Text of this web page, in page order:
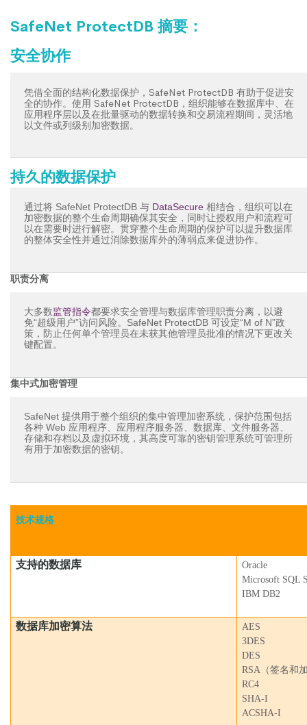
SafeNet ProtectDB 摘要：
安全协作
凭借全面的结构化数据保护，SafeNet ProtectDB 有助于促进安
全的协作。使用 SafeNet ProtectDB，组织能够在数据库中、在
应用程序层以及在批量驱动的数据转换和交易流程期间，灵活地
以文件或列级别加密数据。
持久的数据保护
通过将 SafeNet ProtectDB 与 DataSecure 相结合，组织可以在
加密数据的整个生命周期确保其安全，同时让授权用户和流程可
以在需要时进行解密。贯穿整个生命周期的保护可以提升数据库
的整体安全性并通过消除数据库外的薄弱点来促进协作。
职责分离
大多数监管指令都要求安全管理与数据库管理职责分离，以避
免“超级用户”访问风险。SafeNet ProtectDB 可设定“M of N”政
策，防止任何单个管理员在未获其他管理员批准的情况下更改关
键配置。
集中式加密管理
SafeNet 提供用于整个组织的集中管理加密系统，保护范围包括
各种 Web 应用程序、应用程序服务器、数据库、文件服务器、
存储和存档以及虚拟环境，其高度可靠的密钥管理系统可管理所
有用于加密数据的密钥。
技术规格
支持的数据库
Oracle
Microsoft SQL
IBM DB2
数据库加密算法
AES
3DES
DES
RSA（签名和
RC4
SHA-I
ACSHA-I